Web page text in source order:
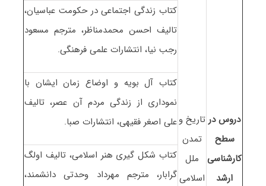
دروس در
سطح
کارشناسی
ارشد
تاریخ و
تمدن
ملل
اسلامی
کتاب زندگی اجتماعی در حکومت عباسیان،
تالیف احسن محمدمناظر، مترجم مسعود
رجب نیا، انتشارات علمی فرهنگی.
کتاب آل بویه و اوضاع زمان ایشان با
نموداری از زندگی مردم آن عصر، تالیف
علی اصغر فقیهی، انتشارات صبا.
کتاب شکل گیری هنر اسلامی، تالیف اولگ
گرابار، مترجم مهرداد وحدتی دانشمند،